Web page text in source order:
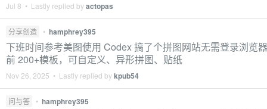
Jul 8 • Lastly replied byactopas
分享创造 • hamphrey395
下班时间参考美图使用 Codex 搞了个拼图网站无需登录浏览
前 200+模板，可自定义、异形拼图、贴纸
Nov 26, 2025 • Lastly replied bykpub54
问与答 • hamphrey395